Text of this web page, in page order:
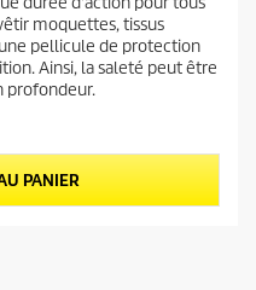
moquettes, tissus
pellicule de protection
Ainsi, la saleté peut être
profondeur.
PANIER